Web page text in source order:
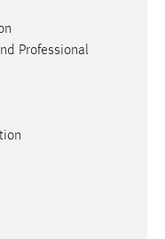
Professional
style-
mibew_locale = 3